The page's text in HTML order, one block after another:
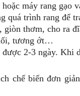
hoặc máy rang
quá trình rang để
giòn thơm, cho ra
tương ớt…
2-3 ngày. Khi
chế biến đơn